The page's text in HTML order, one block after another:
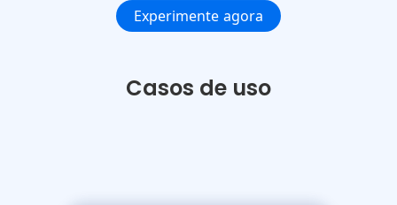
Experimente agora
Casos de uso